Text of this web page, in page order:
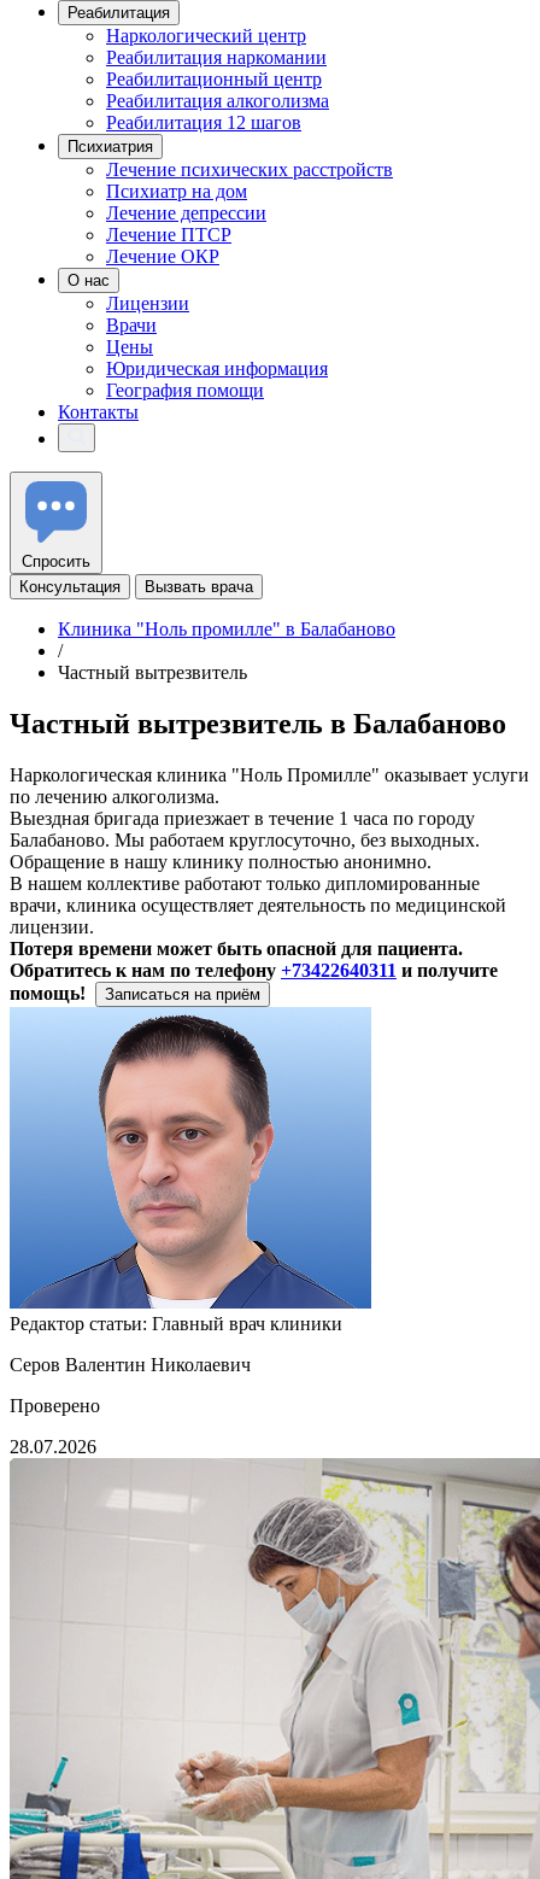
Реабилитация
Наркологический центр
Реабилитация наркомании
Реабилитационный центр
Реабилитация алкоголизма
Реабилитация 12 шагов
Психиатрия
Лечение психических расстройств
Психиатр на дом
Лечение депрессии
Лечение ПТСР
Лечение ОКР
О нас
Лицензии
Врачи
Цены
Юридическая информация
География помощи
Контакты
Спросить
Консультация
Вызвать врача
Клиника "Ноль промилле" в Балабаново
/
Частный вытрезвитель
Частный вытрезвитель в Балабаново
Наркологическая клиника "Ноль Промилле" оказывает услуги
по лечению алкоголизма.
Выездная бригада приезжает в течение 1 часа по городу
Балабаново. Мы работаем круглосуточно, без выходных.
Обращение в нашу клинику полностью анонимно.
В нашем коллективе работают только дипломированные
врачи, клиника осуществляет деятельность по медицинской
лицензии.
Потеря времени может быть опасной для пациента.
Обратитесь к нам по телефону +73422640311 и получите
помощь!
Записаться на приём
Редактор статьи: Главный врач клиники
Серов Валентин Николаевич
Проверено
28.07.2026